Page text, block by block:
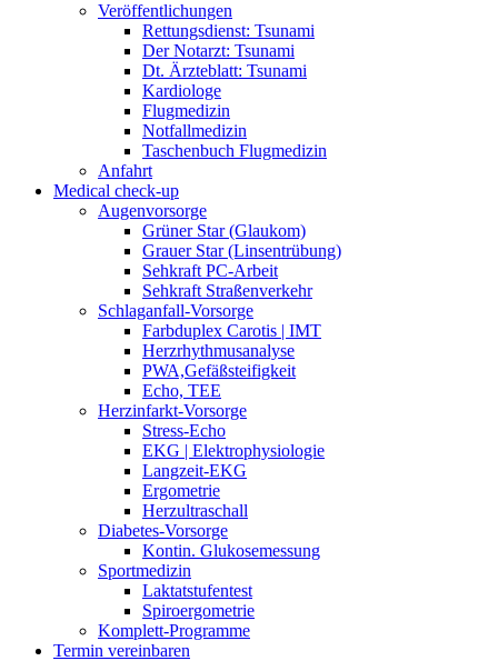
Veröffentlichungen
Rettungsdienst: Tsunami
Der Notarzt: Tsunami
Dt. Ärzteblatt: Tsunami
Kardiologe
Flugmedizin
Notfallmedizin
Taschenbuch Flugmedizin
Anfahrt
Medical check-up
Augenvorsorge
Grüner Star (Glaukom)
Grauer Star (Linsentrübung)
Sehkraft PC-Arbeit
Sehkraft Straßenverkehr
Schlaganfall-Vorsorge
Farbduplex Carotis | IMT
Herzrhythmusanalyse
PWA,Gefäßsteifigkeit
Echo, TEE
Herzinfarkt-Vorsorge
Stress-Echo
EKG | Elektrophysiologie
Langzeit-EKG
Ergometrie
Herzultraschall
Diabetes-Vorsorge
Kontin. Glukosemessung
Sportmedizin
Laktatstufentest
Spiroergometrie
Komplett-Programme
Termin vereinbaren